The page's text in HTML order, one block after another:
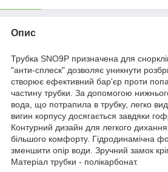
Опис
Трубка SNO9P призначена для
"анти-сплеск" дозволяє уникнути
створює ефективний бар'єр проти
частину трубки. За допомогою
вода, що потрапила в трубку, легко
вигин корпусу досягається завдяки
Контурний дизайн для легкого
більшого комфорту. Гідродинамічна
зменшити опір води. Зручний замок
Матеріал трубки - полікарбонат.